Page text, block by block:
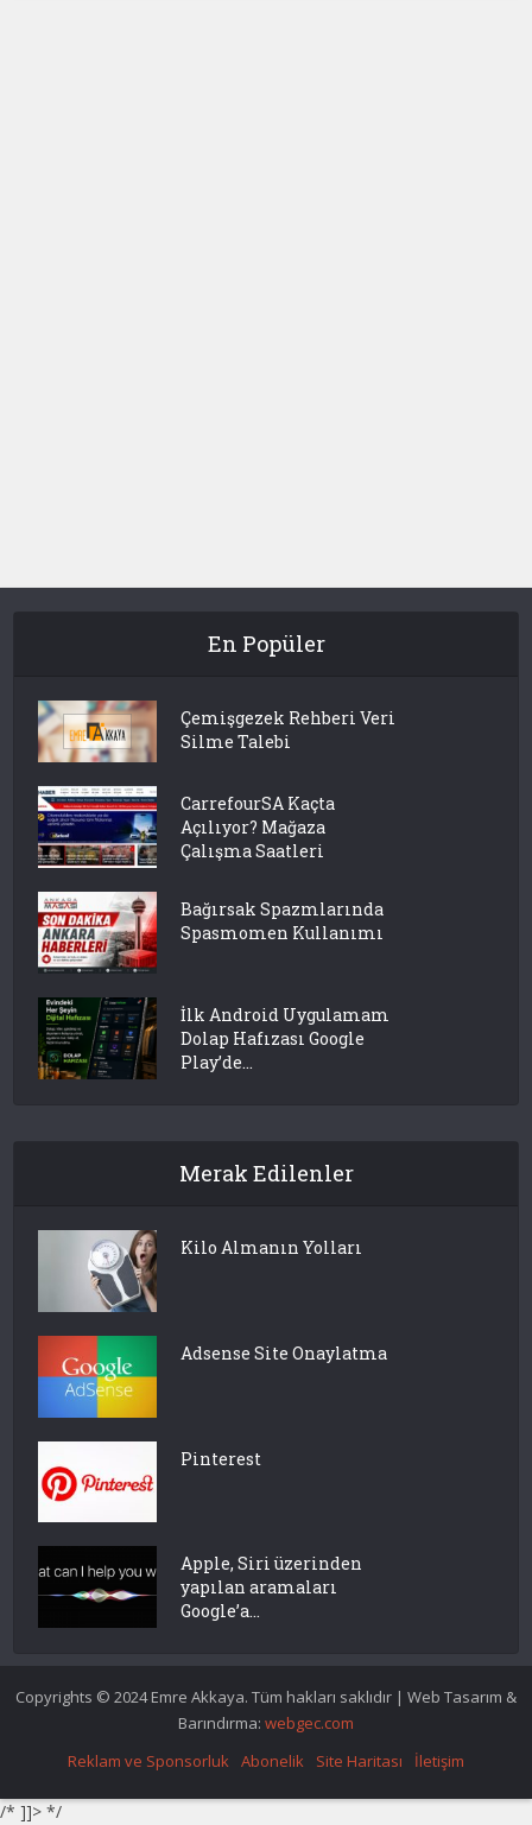
En Popüler
Çemişgezek Rehberi Veri
Silme Talebi
CarrefourSA Kaçta
Açılıyor? Mağaza
Çalışma Saatleri
Bağırsak Spazmlarında
Spasmomen Kullanımı
İlk Android Uygulamam
Dolap Hafızası Google
Play’de...
Merak Edilenler
Kilo Almanın Yolları
Adsense Site Onaylatma
Pinterest
Apple, Siri üzerinden
yapılan aramaları
Google’a...
Copyrights © 2024 Emre Akkaya. Tüm hakları saklıdır | Web Tasarım &
Barındırma: webgec.com
Reklam ve Sponsorluk Abonelik Site Haritası İletişim
/* ]]> */